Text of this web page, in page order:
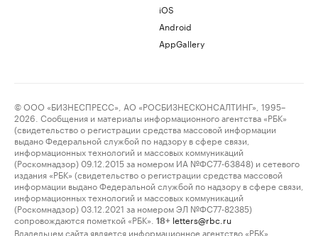
iOS
Android
AppGallery
© ООО «БИЗНЕСПРЕСС», АО «РОСБИЗНЕСКОНСАЛТИНГ», 1995–
2026. Сообщения и материалы информационного агентства «РБК»
(свидетельство о регистрации средства массовой информации
выдано Федеральной службой по надзору в сфере связи,
информационных технологий и массовых коммуникаций
(Роскомнадзор) 09.12.2015 за номером ИА №ФС77-63848) и сетевого
издания «РБК» (свидетельство о регистрации средства массовой
информации выдано Федеральной службой по надзору в сфере связи,
информационных технологий и массовых коммуникаций
(Роскомнадзор) 03.12.2021 за номером ЭЛ №ФС77-82385)
сопровождаются пометкой «РБК».
18+ letters@rbc.ru
Владельцем сайта является информационное агентство «РБК».